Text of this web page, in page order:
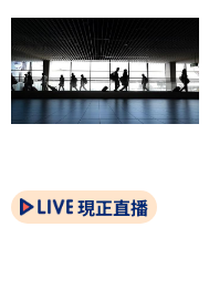
現正直播